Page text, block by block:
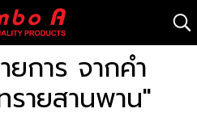
การ จากคำ
รายสานพาน"